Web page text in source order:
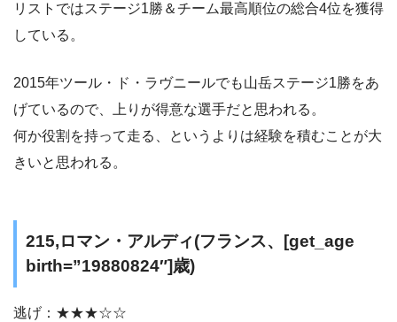
リストではステージ1勝＆チーム最高順位の総合4位を獲得
している。
2015年ツール・ド・ラヴニールでも山岳ステージ1勝をあ
げているので、上りが得意な選手だと思われる。
何か役割を持って走る、というよりは経験を積むことが大
きいと思われる。
215,ロマン・アルディ(フランス、[get_age
birth=”19880824″]歳)
逃げ：★★★☆☆